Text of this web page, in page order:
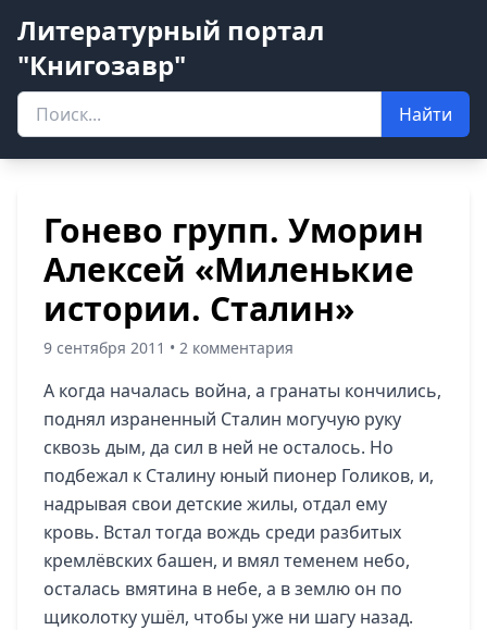
Литературный портал
"Книгозавр"
Найти
Гонево групп. Уморин
Алексей «Миленькие
истории. Сталин»
9 сентября 2011 • 2 комментария
А когда началась война, а гранаты кончились,
поднял израненный Сталин могучую руку
сквозь дым, да сил в ней не осталось. Но
подбежал к Сталину юный пионер Голиков, и,
надрывая свои детские жилы, отдал ему
кровь. Встал тогда вождь среди разбитых
кремлёвских башен, и вмял теменем небо,
осталась вмятина в небе, а в землю он по
щиколотку ушёл, чтобы уже ни шагу назад.